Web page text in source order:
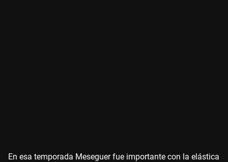
En esa temporada Meseguer fue importante con la elástica